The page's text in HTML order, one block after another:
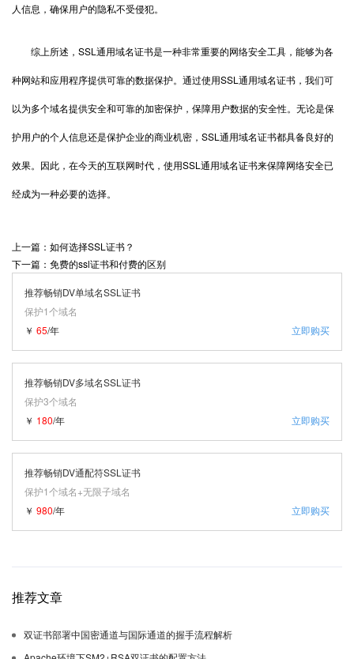
人信息，确保用户的隐私不受侵犯。
综上所述，SSL通用域名证书是一种非常重要的网络安全工具，能够为各
种网站和应用程序提供可靠的数据保护。通过使用SSL通用域名证书，我们可
以为多个域名提供安全和可靠的加密保护，保障用户数据的安全性。无论是保
护用户的个人信息还是保护企业的商业机密，SSL通用域名证书都具备良好的
效果。因此，在今天的互联网时代，使用SSL通用域名证书来保障网络安全已
经成为一种必要的选择。
上一篇：如何选择SSL证书？
下一篇：免费的ssl证书和付费的区别
推荐畅销DV单域名SSL证书
保护1个域名
立即购买
￥ 65/年
推荐畅销DV多域名SSL证书
保护3个域名
立即购买
￥ 180/年
推荐畅销DV通配符SSL证书
保护1个域名+无限子域名
立即购买
￥ 980/年
推荐文章
双证书部署中国密通道与国际通道的握手流程解析